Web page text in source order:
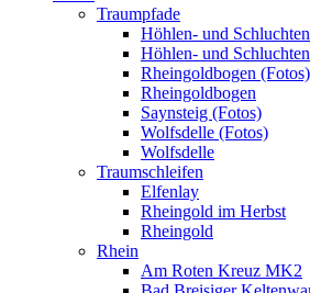
Traumpfade
Höhlen- und
Höhlen- und
Rheingoldbogen (Fotos)
Rheingoldbogen
Saynsteig (Fotos)
Wolfsdelle (Fotos)
Wolfsdelle
Traumschleifen
Elfenlay
Rheingold im Herbst
Rheingold
Rhein
Am Roten Kreuz MK2